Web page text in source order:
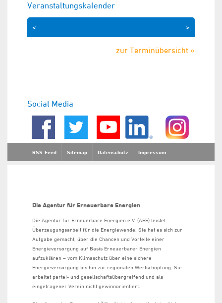
Veranstaltungskalender
>
<
zur Terminübersicht »
Social Media
RSS-Feed Sitemap Datenschutz Impressum
Die Agentur für Erneuerbare Energien
Die Agentur für Erneuerbare Energien e.V. (AEE) leistet
Überzeugungsarbeit für die Energiewende. Sie hat es sich zur
Aufgabe gemacht, über die Chancen und Vorteile einer
Energieversorgung auf Basis Erneuerbarer Energien
aufzuklären – vom Klimaschutz über eine sichere
Energieversorgung bis hin zur regionalen Wertschöpfung. Sie
arbeitet partei- und gesellschaftsübergreifend und als
eingetragener Verein nicht gewinnorientiert.